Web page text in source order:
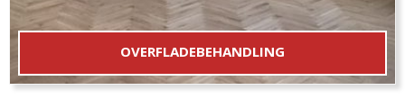
OVERFLADEBEHANDLING